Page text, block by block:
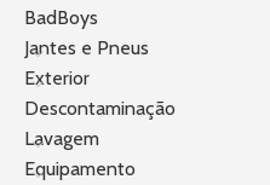
BadBoys
Jantes e Pneus
Exterior
Descontaminação
Lavagem
Equipamento